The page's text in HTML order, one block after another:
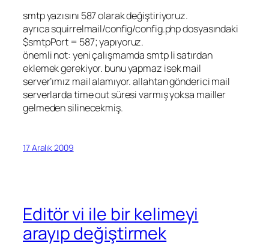
smtp yazısını 587 olarak değiştiriyoruz.
ayrıca squirrelmail/config/config.php dosyasındaki
$smtpPort = 587; yapıyoruz.
önemli not: yeni çalışmamda smtp li satırdan
eklemek gerekiyor. bunu yapmaz isek mail
server’ımız mail alamıyor. allahtan gönderici mail
serverlarda time out süresi varmış yoksa mailler
gelmeden silinecekmiş.
17 Aralık 2009
Editör vi ile bir kelimeyi
arayıp değiştirmek